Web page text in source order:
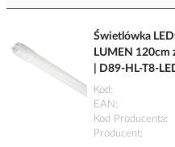
Świetlówka
LUMEN 120cm
| D89-HL-T8-
Kod
EAN
Kod Producenta
Producent